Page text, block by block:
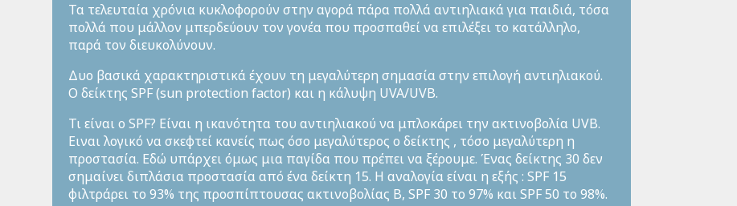
Τα τελευταία χρόνια κυκλοφορούν στην αγορά πάρα πολλά αντιηλιακά για παιδιά, τόσα
πολλά που μάλλον μπερδεύουν τον γονέα που προσπαθεί να επιλέξει το κατάλληλο,
παρά τον διευκολύνουν.
Δυο βασικά χαρακτηριστικά έχουν τη μεγαλύτερη σημασία στην επιλογή αντιηλιακού.
Ο δείκτης SPF (sun protection factor) και η κάλυψη UVA/UVB.
Τι είναι ο SPF? Είναι η ικανότητα του αντιηλιακού να μπλοκάρει την ακτινοβολία UVB.
Eιναι λογικό να σκεφτεί κανείς πως όσο μεγαλύτερος ο δείκτης , τόσο μεγαλύτερη η
προστασία. Εδώ υπάρχει όμως μια παγίδα που πρέπει να ξέρουμε. Ένας δείκτης 30 δεν
σημαίνει διπλάσια προστασία από ένα δείκτη 15. Η αναλογία είναι η εξής : SPF 15
φιλτράρει το 93% της προσπίπτουσας ακτινοβολίας Β, SPF 30 το 97% και SPF 50 το 98%.